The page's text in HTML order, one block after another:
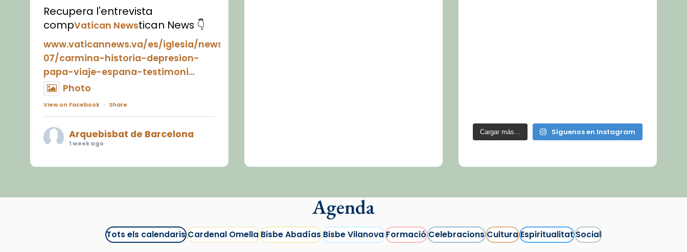
Recupera l'entrevista
compVatican Newstican News 👇
www.vaticannews.va/es/iglesia/news/2026-
07/carmina-historia-depresion-
papa-viaje-espana-testimoni...
Photo
View on Facebook · Share
Arquebisbat de Barcelona
1 week ago
juliol la missa de Les Santes de
Cargar más... Síguenos en Instagram
Agenda
Tots els calendarisCardenal OmellaBisbe AbadíasBisbe VilanovaFormacióCelebracionsCulturaEspiritualitatSocial